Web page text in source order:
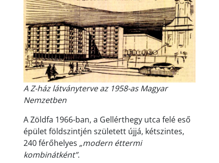
A Z-ház látványterve az 1958-as Magyar
Nemzetben
A Zöldfa 1966-ban, a Gellérthegy utca felé eső
épület földszintjén született újjá, kétszintes,
240 férőhelyes „modern éttermi
kombinátként”.